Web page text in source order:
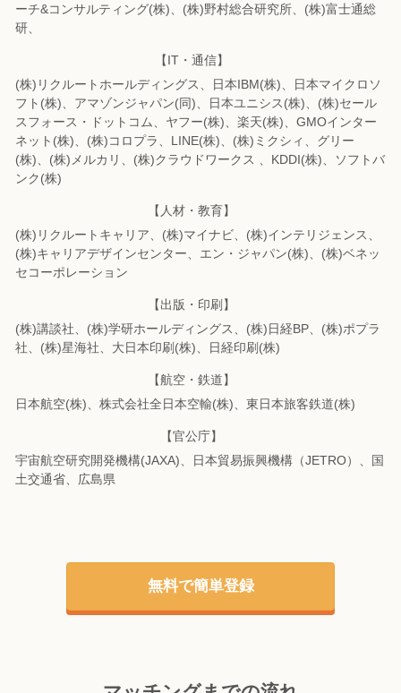
ーチ&コンサルティング(株)、 (株)野村総合研究所、(株)富士通総
研、
【IT・通信】
(株)リクルートホールディングス、日本IBM(株)、日本マイクロソ
フト(株)、 アマゾンジャパン(同)、日本ユニシス(株)、(株)セール
スフォース・ドットコム、 ヤフー(株)、楽天(株)、GMOインター
ネット(株)、(株)コロプラ、LINE(株)、 (株)ミクシィ、グリー
(株)、(株)メルカリ、(株)クラウドワークス 、KDDI(株)、
ソフトバ
ンク(株)
【人材・教育】
(株)リクルートキャリア、(株)マイナビ、(株)インテリジェンス、
(株)キャリアデザインセンター、エン・ジャパン(株)、(株)ベネッ
セコーポレーション
【出版・印刷】
(株)講談社、(株)学研ホールディングス、(株)日経BP、(株)ポプラ
社、(株)星海社、 大日本印刷(株)、日経印刷(株)
【航空・鉄道】
日本航空(株)、株式会社全日本空輸(株)、東日本旅客鉄道(株)
【官公庁】
宇宙航空研究開発機構(JAXA)、日本貿易振興機構（JETRO）、国
土交通省、広島県
無料で簡単登録